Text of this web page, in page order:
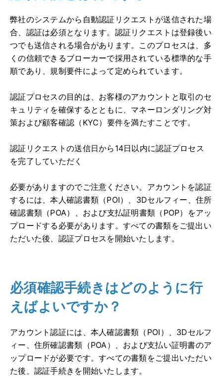
弊社のシステムから自動認証リクエストが送信された場
合、認証は必須となります。認証リクエストは登録後い
つでも送信される場合があります。このプロセスは、多
くの信頼できるブローカーで採用されている標準的な手
順であり、規制要件によって定められています。
認証プロセスの目的は、お客様のアカウントと取引のセ
キュリティを確保するとともに、マネーロンダリング対
策および顧客確認（KYC）要件を満たすことです。
認証リクエストの送信日から14日以内に認証プロセス
を完了していただく
必要がありますのでご注意ください。アカウントを認証
するには、本人確認書類（POI）、3Dセルフィー、住所
確認書類（POA）、および支払証明書類（POP）をアッ
プロードする必要があります。すべての書類をご提出い
ただいた後、認証プロセスを開始いたします。
必須確認手続きはどのように行
えばよいですか？
アカウント認証には、本人確認書類（POI）、3Dセルフ
ィー、住所確認書類（POA）、および支払い証明書のア
ップロードが必要です。すべての書類をご提出いただい
た後、認証手続きを開始いたします。